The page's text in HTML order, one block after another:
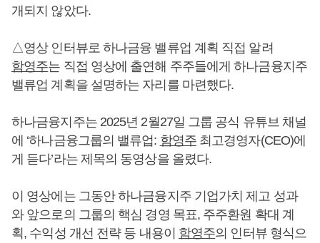
개되지 않았다.
△영상 인터뷰로 하나금융 밸류업 계획 직접 알려
함영주는 직접 영상에 출연해 주주들에게 하나금융지주
밸류업 계획을 설명하는 자리를 마련했다.
하나금융지주는 2025년 2월27일 그룹 공식 유튜브 채널
에 ‘하나금융그룹의 밸류업: 함영주최고경영자(CEO)에
게 듣다’라는 제목의 동영상을 올렸다.
이 영상에는 그동안 하나금융지주 기업가치 제고 성과
와 앞으로의 그룹의 핵심 경영 목표, 주주환원 확대 계
획, 수익성 개선 전략 등 내용이 함영주의 인터뷰 형식으